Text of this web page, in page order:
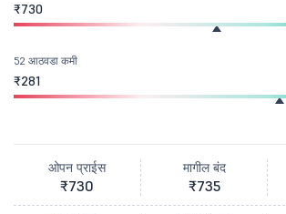
₹730
52 आठवडा कमी
₹281
ओपन प्राईस
₹730
मागील बंद
₹735